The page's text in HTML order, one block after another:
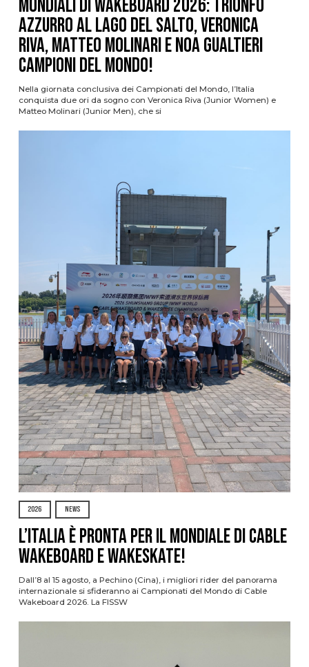
Mondiali di Wakeboard 2026: trionfo
azzurro al Lago del Salto, Veronica
Riva, Matteo Molinari e Noa Gualtieri
campioni del mondo!
Nella giornata conclusiva dei Campionati del Mondo, l’Italia
conquista due ori da sogno con Veronica Riva (Junior Women) e
Matteo Molinari (Junior Men), che si
2026 NEWS
L’Italia è pronta per il Mondiale di Cable
Wakeboard e Wakeskate!
Dall’8 al 15 agosto, a Pechino (Cina), i migliori rider del panorama
internazionale si sfideranno ai Campionati del Mondo di Cable
Wakeboard 2026. La FISSW